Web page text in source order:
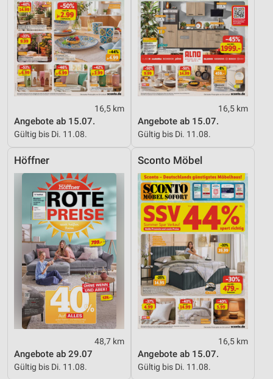
16,5 km
Angebote ab 15.07.
Gültig bis Di. 11.08.
16,5 km
Angebote ab 15.07.
Gültig bis Di. 11.08.
Höffner
48,7 km
Angebote ab 29.07
Gültig bis Di. 11.08.
Sconto Möbel
16,5 km
Angebote ab 15.07.
Gültig bis Di. 11.08.